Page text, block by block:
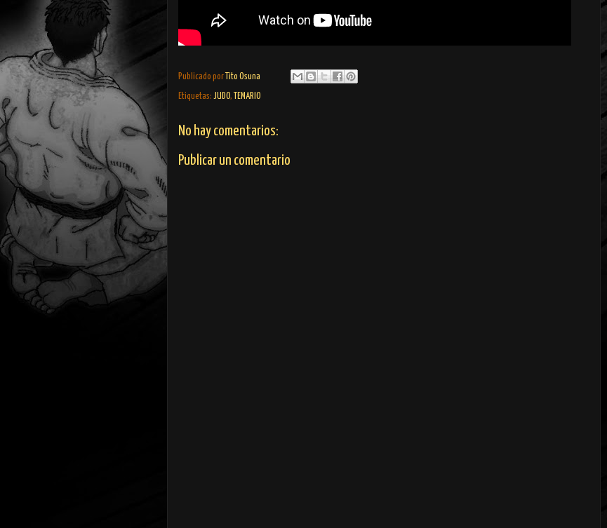
Publicado por Tito Osuna
Etiquetas: JUDO, TEMARIO
No hay comentarios:
Publicar un comentario